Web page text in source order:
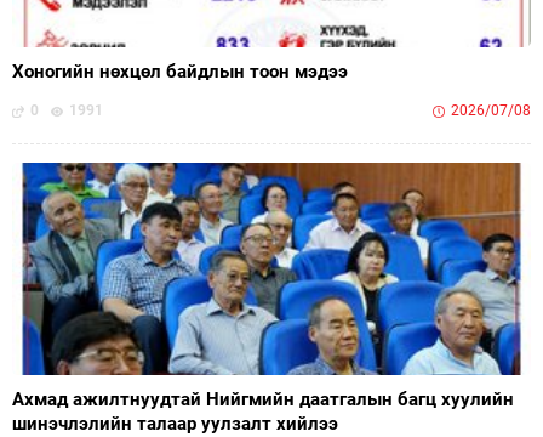
Хоногийн нөхцөл байдлын тоон мэдээ
0 1991 2026/07/08
Ахмад ажилтнуудтай Нийгмийн даатгалын багц хуулийн
шинэчлэлийн талаар уулзалт хийлээ